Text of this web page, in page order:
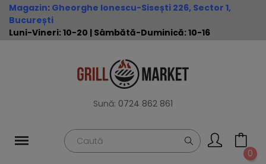
Magazin: Gheorghe Ionescu-Sisești 226, Sector 1,
București
Luni-Vineri: 10-20 | Sâmbătă-Duminică: 10-16
Sună: 0724 862 861
0